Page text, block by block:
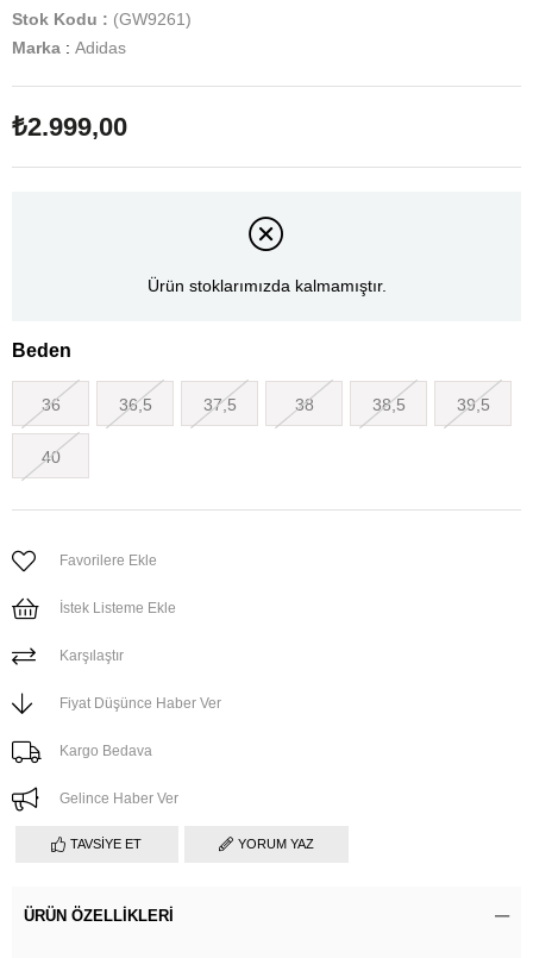
Stok Kodu
(GW9261)
Marka : Adidas
₺2.999,00
Ürün stoklarımızda kalmamıştır.
Beden
36 36,5 37,5 38 38,5 39,5
40
Favorilere Ekle
İstek Listeme Ekle
Karşılaştır
Fiyat Düşünce Haber Ver
Kargo Bedava
Gelince Haber Ver
TAVSIYE ET YORUM YAZ
ÜRÜN ÖZELLIKLERI